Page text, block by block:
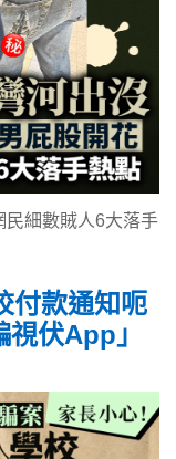
民細數賊人6大落手
付款通知呃
伏App」